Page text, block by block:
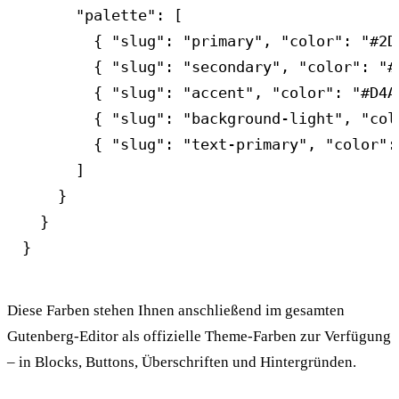
      "palette": [
{ "slug": "primary", "color":
{ "slug": "secondary", "color":
{ "slug": "accent", "color":
{ "slug": "background-light",
{ "slug": "text-primary",
      ]
    }
  }
}
Diese Farben stehen Ihnen anschließend im gesamten
Gutenberg-Editor als offizielle Theme-Farben zur Verfügung
– in Blocks, Buttons, Überschriften und Hintergründen.